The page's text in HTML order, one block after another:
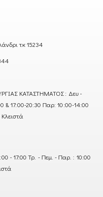
τκ 15234
ΚΑΤΑΣΤΗΜΑΤΟΣ : Δευ -
& 17:00-20:30 Παρ: 10:00-14:00
- 17:00 Τρ. - Πεμ. - Παρ. : 10:00